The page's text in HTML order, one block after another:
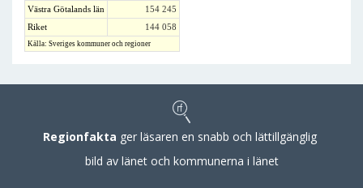
Västra Götalands län
154 245
Riket
144 058
Källa: Sveriges kommuner och regioner
Regionfakta ger läsaren en snabb och lättillgänglig
bild av länet och kommunerna i länet